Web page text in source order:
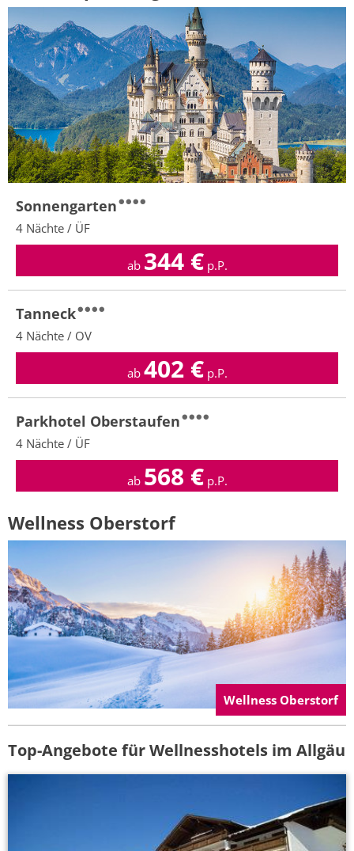
Sonnengarten
4 Nächte / ÜF
ab 344€ p.P.
Tanneck
4 Nächte / OV
ab 402€ p.P.
Parkhotel Oberstaufen
4 Nächte / ÜF
ab 568 € p.P.
Wellness Oberstorf
Wellness Oberstorf
Top-Angebote für Wellnesshotels im Allgäu